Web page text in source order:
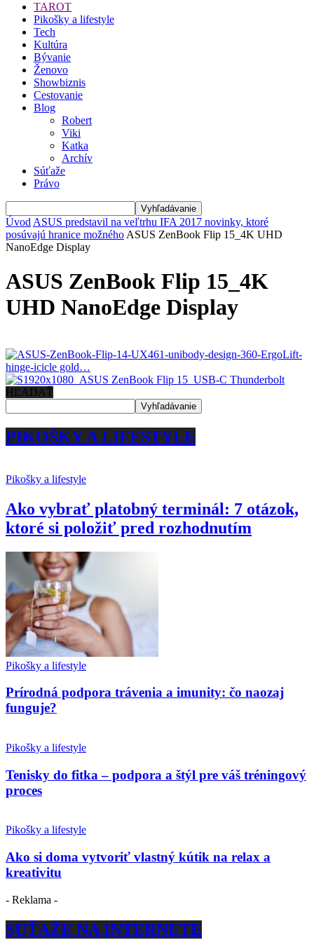
TAROT
Pikošky a lifestyle
Tech
Kultúra
Bývanie
Ženovo
Showbiznis
Cestovanie
Blog
Robert
Viki
Katka
Archív
Súťaže
Právo
Úvod ASUS predstavil na veľtrhu IFA 2017 novinky, ktoré
posúvajú hranice možného ASUS ZenBook Flip 15_4K UHD
NanoEdge Display
ASUS ZenBook Flip 15_4K
UHD NanoEdge Display
HĽADAŤ
PIKOŠKY A LIFESTYLE
Pikošky a lifestyle
Ako vybrať platobný terminál: 7 otázok,
ktoré si položiť pred rozhodnutím
Pikošky a lifestyle
Prírodná podpora trávenia a imunity: čo naozaj
funguje?
Pikošky a lifestyle
Tenisky do fitka – podpora a štýl pre váš tréningový
proces
Pikošky a lifestyle
Ako si doma vytvoriť vlastný kútik na relax a
kreativitu
- Reklama -
SÚŤAŽE NA INTERNETE